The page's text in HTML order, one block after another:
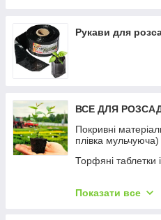
Рукави для
ВСЕ ДЛЯ
Покривні
плівка мульчуюча)
Торфяні таблетки
Показати все